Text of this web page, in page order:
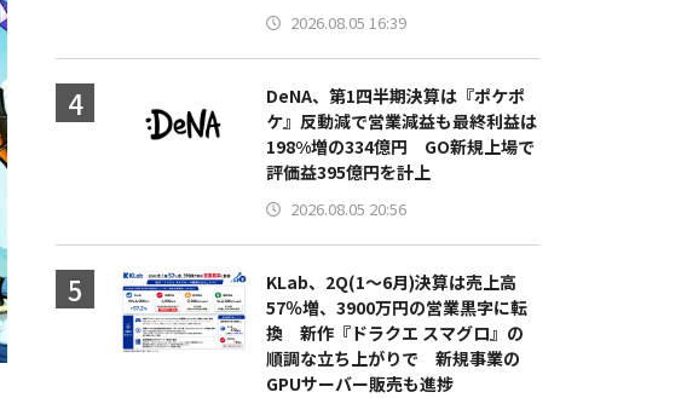
2026.08.05 16:39
DeNA、第1四半期決算は『ポケポ
ケ』反動減で営業減益も最終利益は
198%増の334億円 GO新規上場で
評価益395億円を計上
2026.08.05 20:56
KLab、2Q(1～6月)決算は売上高
57％増、3900万円の営業黒字に転
換 新作『ドラクエ スマグロ』の
順調な立ち上がりで 新規事業の
GPUサーバー販売も進捗